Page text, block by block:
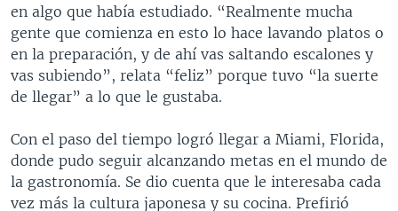
en algo que había estudiado. “Realmente mucha
gente que comienza en esto lo hace lavando platos o
en la preparación, y de ahí vas saltando escalones y
vas subiendo”, relata “feliz” porque tuvo “la suerte
de llegar” a lo que le gustaba.
Con el paso del tiempo logró llegar a Miami, Florida,
donde pudo seguir alcanzando metas en el mundo de
la gastronomía. Se dio cuenta que le interesaba cada
vez más la cultura japonesa y su cocina. Prefirió